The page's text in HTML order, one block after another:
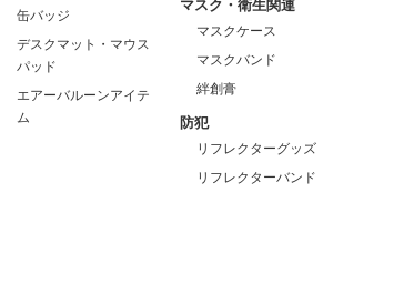
缶バッジ
デスクマット・マウス
パッド
エアーバルーンアイテ
ム
マスク・衛生関連
マスクケース
マスクバンド
絆創膏
防犯
リフレクターグッズ
リフレクターバンド